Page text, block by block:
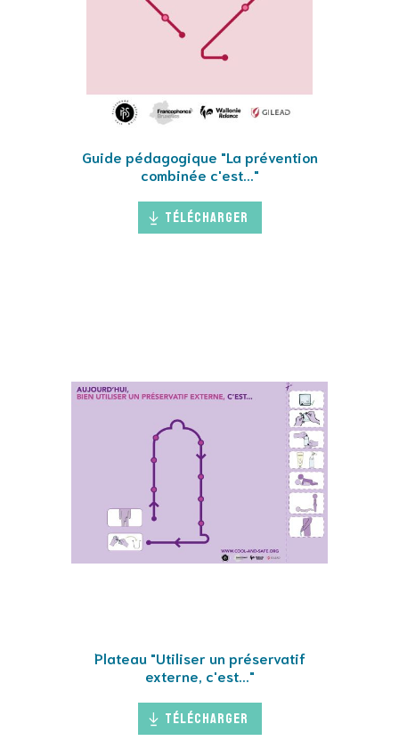
Guide pédagogique "La prévention
combinée c'est..."
Télécharger
Plateau "Utiliser un préservatif
externe, c'est..."
Télécharger